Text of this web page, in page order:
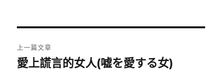
章
上一篇文章
上
愛上謊言的女人(嘘を愛する女)